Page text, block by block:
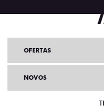
OFERTAS
NOVOS